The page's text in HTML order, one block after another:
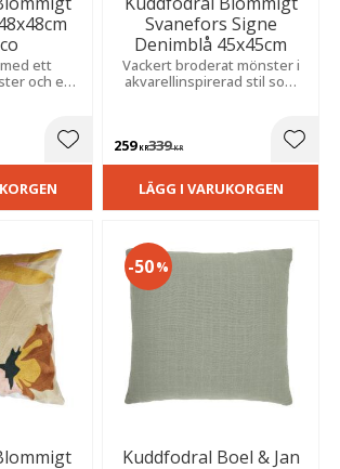
ett
och en
Lägg till i favoriter
Svanefors Signe
Denimblå 45x45cm
Vackert broderat mönster i
akvarellinspirerad stil som
enfärgade baksidan ger en
stilren balans.
259KR339KR
LÄGG I VARUKORGEN
Kuddfodral Boel & Jan
50%